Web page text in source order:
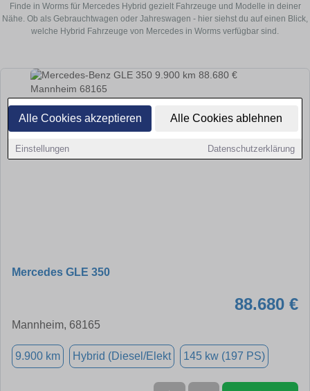
Alle Cookies akzeptieren Alle Cookies ablehnen
Einstellungen Datenschutzerklärung
Finde in Worms für Mercedes Hybrid gezielt Fahrzeuge und Modelle in deiner
Nähe. Ob als Gebrauchtwagen oder Jahreswagen - hier siehst du auf einen Blick,
welche Hybrid Fahrzeuge von Mercedes in Worms verfügbar sind.
Mercedes GLE 350
88.680 €
Mannheim, 68165
9.900 km Hybrid (Diesel/Elekt 145 kw (197 PS)